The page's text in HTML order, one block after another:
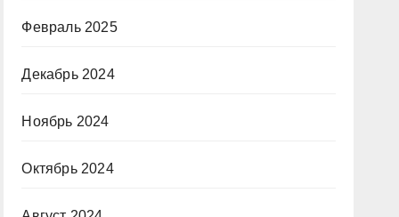
Февраль 2025
Декабрь 2024
Ноябрь 2024
Октябрь 2024